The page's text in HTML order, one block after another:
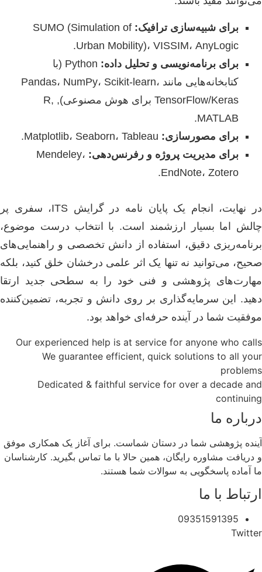
برای شبیه‌سازی ترافیک: SUMO (Simulation of
Urban Mobility)، VISSIM، AnyLogic.
برای برنامه‌نویسی و تحلیل داده:
Python (با
کتابخانه‌هایی مانند Pandas، NumPy، Scikit-learn،
TensorFlow/Keras برای هوش مصنوعی), R,
MATLAB.
برای مصورسازی:
برای مدیریت پروژه و رفرنس‌دهی: Mendeley،
EndNote، Zotero.
در نهایت، انجام یک پایان نامه در گرایش ITS، سفری پر
چالش اما بسیار ارزشمند است. با انتخاب درست موضوع،
برنامه‌ریزی دقیق، استفاده از دانش تخصصی و راهنمایی‌های
صحیح، می‌توانید نه تنها یک اثر علمی درخشان خلق کنید، بلکه
مهارت‌های پژوهشی و فنی خود را به سطحی جدید ارتقا
دهید. این سرمایه‌گذاری بر روی دانش و تجربه، تضمین‌کننده
موفقیت شما در آینده حرفه‌ای خواهد بود.
Our experienced help is at service for anyone who calls
We guarantee efficient, quick solutions to all your
problems
Dedicated & faithful service for over a decade and
continuing
درباره ما
آینده پژوهشی شما در دستان شماست. برای آغاز یک همکاری موفق
و دریافت مشاوره رایگان، همین حالا با ما تماس بگیرید. کارشناسان
ما آماده پاسخگویی به سوالات شما هستند.
ارتباط با ما
09351591395
Twitter